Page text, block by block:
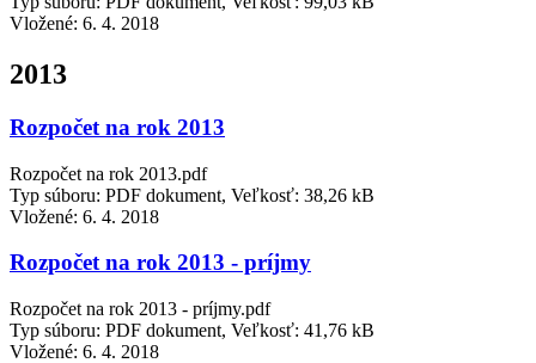
Vložené: 6. 4. 2018
2013
Rozpočet na rok 2013
Rozpočet na rok 2013.pdf
Typ súboru: PDF dokument, Veľkosť: 38,26 kB
Vložené: 6. 4. 2018
Rozpočet na rok 2013 - príjmy
Rozpočet na rok 2013 - príjmy.pdf
Typ súboru: PDF dokument, Veľkosť: 41,76 kB
Vložené: 6. 4. 2018